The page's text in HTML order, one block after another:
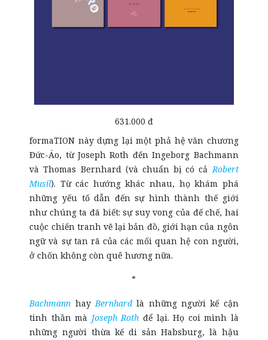
631.000 đ
formaTION này dựng lại một phả hệ văn chương
Đức-Áo, từ Joseph Roth đến Ingeborg Bachmann
và Thomas Bernhard (và chuẩn bị có cảRobert
Musil). Từ các hướng khác nhau, họ khám phá
những yếu tố dẫn đến sự hình thành thế giới
như chúng ta đã biết: sự suy vong của đế chế, hai
cuộc chiến tranh vẽ lại bản đồ, giới hạn của ngôn
ngữ và sự tan rã của các mối quan hệ con người,
ở chốn không còn quê hương nữa.
*
Bachmann hayBernhard là những người kế cận
tinh thần mà Joseph Roth để lại. Họ coi mình là
những người thừa kế di sản Habsburg, là hậu